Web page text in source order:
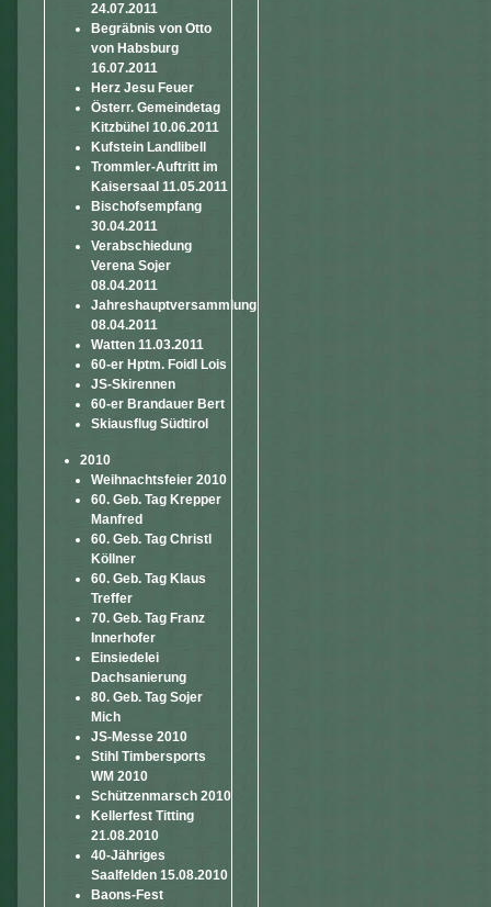
24.07.2011
Begräbnis von Otto
von Habsburg
16.07.2011
Herz Jesu Feuer
Österr. Gemeindetag
Kitzbühel 10.06.2011
Kufstein Landlibell
Trommler-Auftritt im
Kaisersaal 11.05.2011
Bischofsempfang
30.04.2011
Verabschiedung
Verena Sojer
08.04.2011
Jahreshauptversammlung
08.04.2011
Watten 11.03.2011
60-er Hptm. Foidl Lois
JS-Skirennen
60-er Brandauer Bert
Skiausflug Südtirol
2010
Weihnachtsfeier 2010
60. Geb. Tag Krepper
Manfred
60. Geb. Tag Christl
Köllner
60. Geb. Tag Klaus
Treffer
70. Geb. Tag Franz
Innerhofer
Einsiedelei
Dachsanierung
80. Geb. Tag Sojer
Mich
JS-Messe 2010
Stihl Timbersports
WM 2010
Schützenmarsch 2010
Kellerfest Titting
21.08.2010
40-Jähriges
Saalfelden 15.08.2010
Baons-Fest